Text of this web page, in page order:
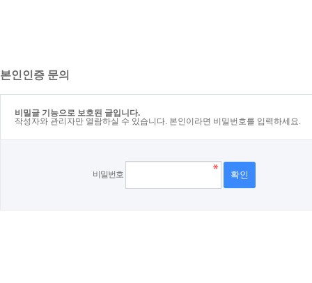
본인인증 문의
비밀글 기능으로 보호된 글입니다.
작성자와 관리자만 열람하실 수 있습니다. 본인이라면 비밀번호를 입력하세요.
비밀번호